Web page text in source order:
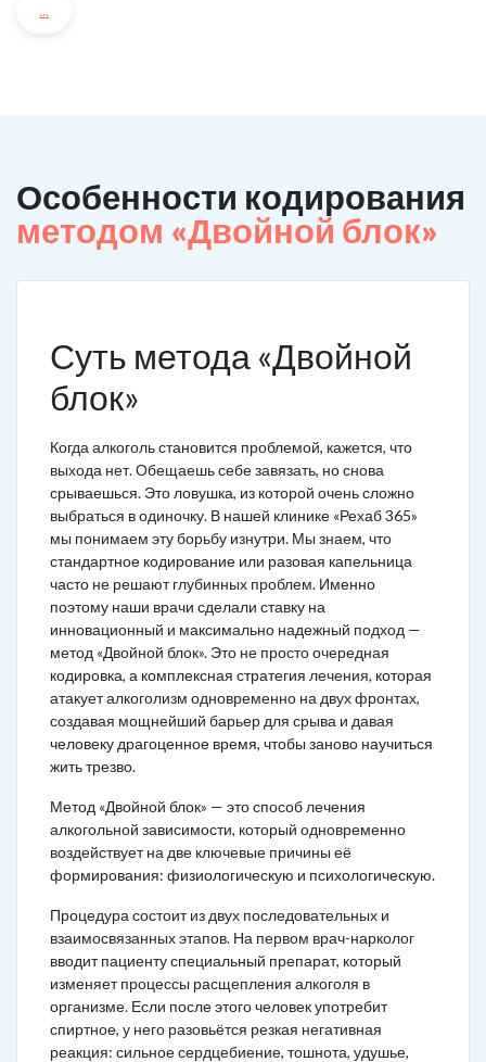
...
Особенности кодирования
методом «Двойной блок»
Суть метода «Двойной
блок»
Когда алкоголь становится проблемой, кажется, что
выхода нет. Обещаешь себе завязать, но снова
срываешься. Это ловушка, из которой очень сложно
выбраться в одиночку. В нашей клинике «Рехаб 365»
мы понимаем эту борьбу изнутри. Мы знаем, что
стандартное кодирование или разовая капельница
часто не решают глубинных проблем. Именно
поэтому наши врачи сделали ставку на
инновационный и максимально надежный подход —
метод «Двойной блок». Это не просто очередная
кодировка, а комплексная стратегия лечения, которая
атакует алкоголизм одновременно на двух фронтах,
создавая мощнейший барьер для срыва и давая
человеку драгоценное время, чтобы заново научиться
жить трезво.
Метод «Двойной блок» — это способ лечения
алкогольной зависимости, который одновременно
воздействует на две ключевые причины её
формирования: физиологическую и психологическую.
Процедура состоит из двух последовательных и
взаимосвязанных этапов. На первом врач-нарколог
вводит пациенту специальный препарат, который
изменяет процессы расщепления алкоголя в
организме. Если после этого человек употребит
спиртное, у него разовьётся резкая негативная
реакция: сильное сердцебиение, тошнота, удушье,